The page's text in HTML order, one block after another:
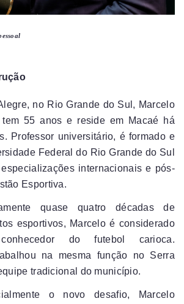
no Rio Grande do Sul, Marcelo
tem 55 anos e reside em Macaé há
Professor universitário, é formado e
Federal do Rio Grande do Sul
internacionais e pós-
Esportiva.
quase quatro décadas de
esportivos, Marcelo é considerado
do futebol carioca.
na mesma função no Serra
tradicional do município.
o novo desafio, Marcelo